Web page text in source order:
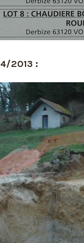
2013 :